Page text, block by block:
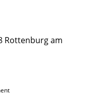
Rottenburg am